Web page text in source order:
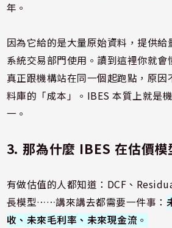
年。
因為它給的是大量原始資料，提供給
系統交易部門使用。讀到這裡你就會
真正跟機構站在同一個起跑點，原因
料庫的「成本」。IBES 本質上就是
一。
3. 那為什麼 IBES 在估價模
有做估值的人都知道：DCF、
長模型……講來講去都需要一件事：
收、未來毛利率、未來現金流 。